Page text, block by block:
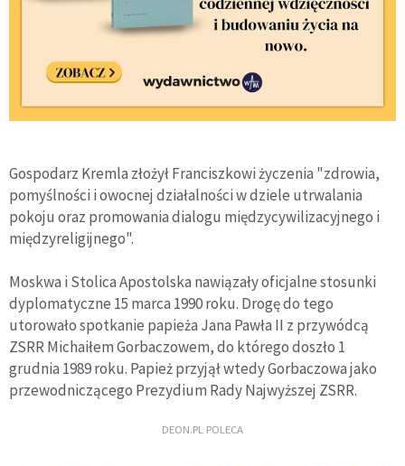
Gospodarz Kremla złożył Franciszkowi życzenia "zdrowia,
pomyślności i owocnej działalności w dziele utrwalania
pokoju oraz promowania dialogu międzycywilizacyjnego i
międzyreligijnego".
Moskwa i Stolica Apostolska nawiązały oficjalne stosunki
dyplomatyczne 15 marca 1990 roku. Drogę do tego
utorowało spotkanie papieża Jana Pawła II z przywódcą
ZSRR Michaiłem Gorbaczowem, do którego doszło 1
grudnia 1989 roku. Papież przyjął wtedy Gorbaczowa jako
przewodniczącego Prezydium Rady Najwyższej ZSRR.
DEON.PL POLECA